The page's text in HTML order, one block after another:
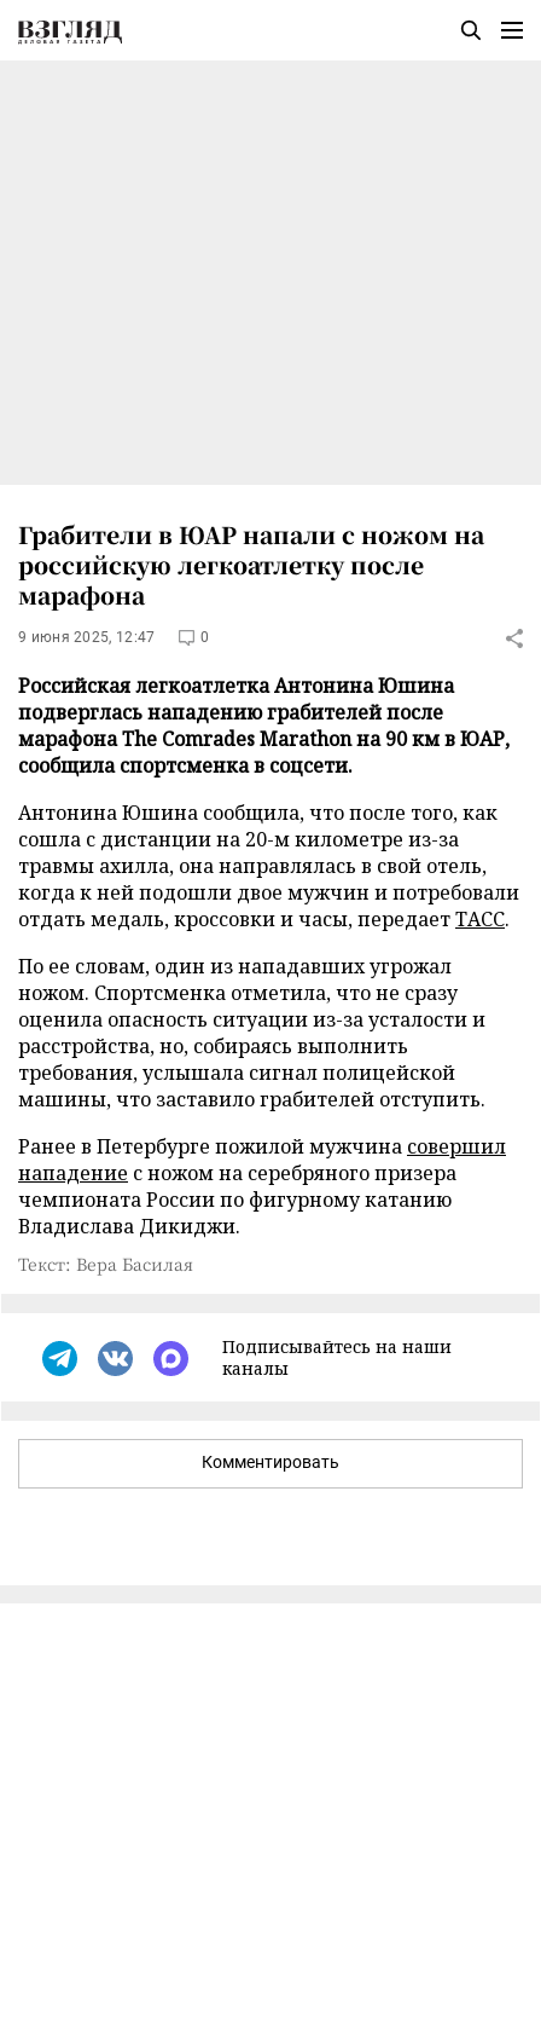
Грабители в ЮАР напали с ножом на
российскую легкоатлетку после
марафона
9 июня 2025, 12:47 0
Российская легкоатлетка Антонина Юшина
подверглась нападению грабителей после
марафона The Comrades Marathon на 90 км в ЮАР,
сообщила спортсменка в соцсети.
Антонина Юшина сообщила, что после того, как
сошла с дистанции на 20-м километре из-за
травмы ахилла, она направлялась в свой отель,
когда к ней подошли двое мужчин и потребовали
отдать медаль, кроссовки и часы, передаетТАСС.
По ее словам, один из нападавших угрожал
ножом. Спортсменка отметила, что не сразу
оценила опасность ситуации из-за усталости и
расстройства, но, собираясь выполнить
требования, услышала сигнал полицейской
машины, что заставило грабителей отступить.
Ранее в Петербурге пожилой мужчина совершил
нападение с ножом на серебряного призера
чемпионата России по фигурному катанию
Владислава Дикиджи.
Текст: Вера Басилая
Подписывайтесь на наши
каналы
Комментировать